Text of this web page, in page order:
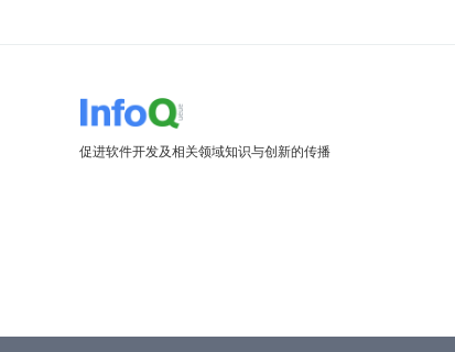
促进软件开发及相关领域知识与创新的传播